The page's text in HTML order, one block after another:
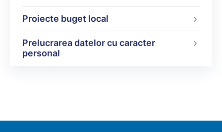
Proiecte buget local
Prelucrarea datelor cu caracter
personal